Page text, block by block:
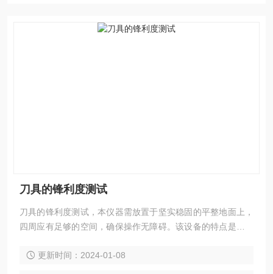
刀具的锋利度测试
刀具的锋利度测试，本仪器需放置于坚实稳固的平整地面上，
四周应有足够的空间，确保操作无障碍。该设备的特点是：测
更新时间：2024-01-08